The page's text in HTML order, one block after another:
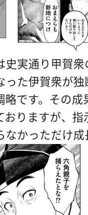
史実通り甲賀
った伊賀衆が
略です。その
おりますが、
かっただけ成